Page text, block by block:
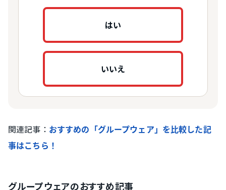
はい
いいえ
関連記事： おすすめの「グループウェア」を比較した記
事はこちら！
グループウェアのおすすめ記事